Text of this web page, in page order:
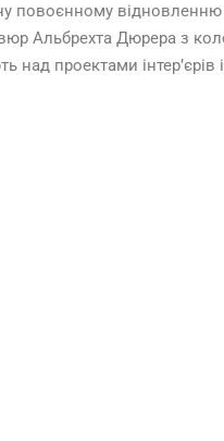
повоєнному
Альбрехта Дюрера з
над проектами